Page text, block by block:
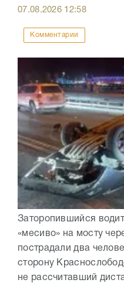
07.08.2026 12:58
Комментарии
Заторопившийся
«месиво» на мосту
пострадали два
сторону
не рассчитавший